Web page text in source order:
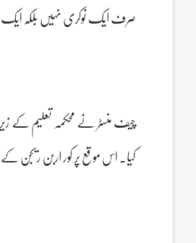
صرف ایک نوکری نہیں بلکہ
کیا۔ اس موقع پر کور اربن ریجن کے تحت 1700 کروڑ روپے کے ترقیاتی کاموں کا سنگ